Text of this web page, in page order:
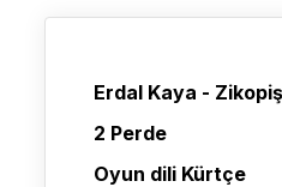
Erdal Kaya -
2 Perde
Oyun dili Kürtçe